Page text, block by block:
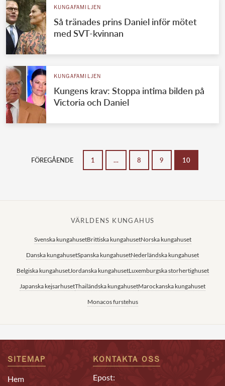
KUNGAFAMILJEN
Så tränades prins Daniel inför mötet
med SVT-kvinnan
KUNGAFAMILJEN
Kungens krav: Stoppa intima bilden på
Victoria och Daniel
FÖREGÅENDE 1 … 8 9 10
VÄRLDENS KUNGAHUS
Svenska kungahusetBrittiska kungahusetNorska kungahuset
Danska kungahusetSpanska kungahusetNederländska kungahuset
Belgiska kungahusetJordanska kungahusetLuxemburgska storhertighuset
Japanska kejsarhusetThailändska kungahusetMarockanska kungahuset
Monacos furstehus
SITEMAP
Hem
KONTAKTA OSS
Epost: